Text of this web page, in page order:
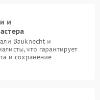
и
Bauknecht и
что гарантирует
и сохранение